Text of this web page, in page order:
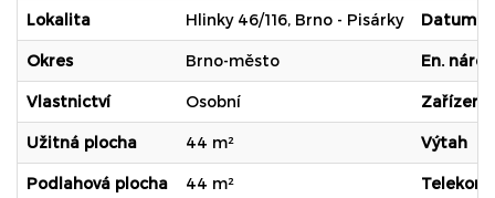
Lokalita Hlinky 46/116, Brno - Pisárky Datum
Okres Brno-město En.
Vlastnictví Osobní Zařízený
Užitná plocha 44 m² Výtah
Podlahová plocha 44 m²